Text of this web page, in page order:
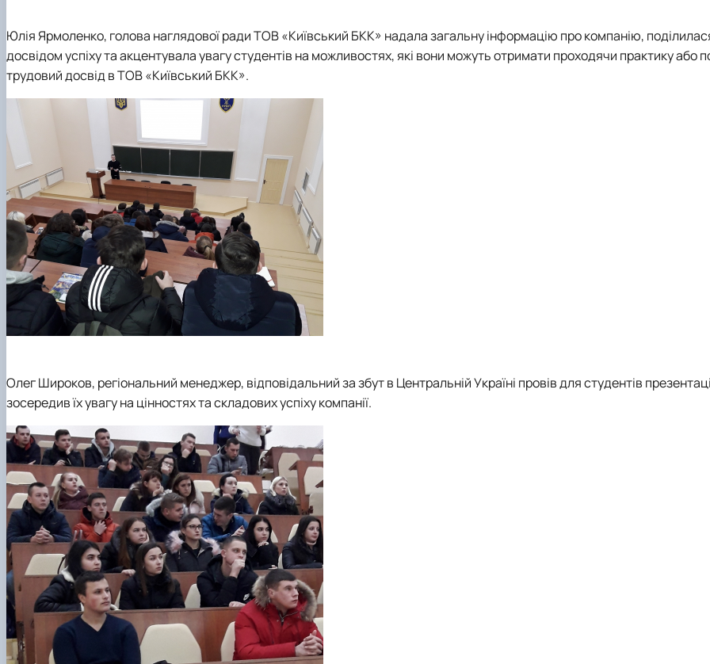
Юлія Ярмоленко, голова наглядової ради ТОВ «Київський БКК» надала загальну інформацію про компанію,
досвідом успіху та акцентувала увагу студентів на можливостях, які вони можуть отримати проходячи практику або
трудовий досвід в ТОВ «Київський БКК».
Олег Широков, регіональний менеджер, відповідальний за збут в Центральній Україні провів для студентів
зосередив їх увагу на цінностях та складових успіху компанії.